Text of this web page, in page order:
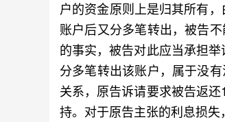
户的资金原则上是归其所有
账户后又分多笔转出，被告
的事实，被告对此应当承担
分多笔转出该账户，属于没
关系，原告诉请要求被告返
持。对于原告主张的利息损失